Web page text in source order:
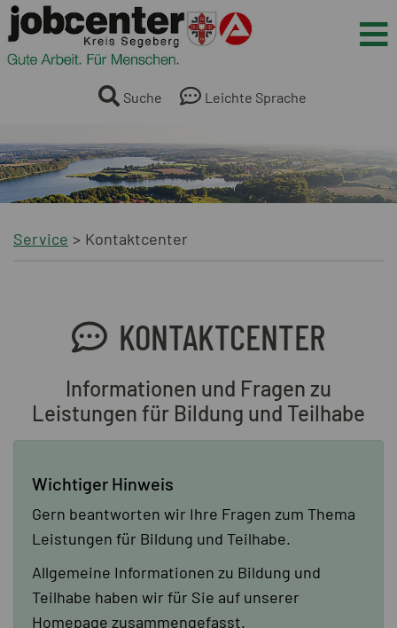
Springe direkt zum Inhalt
Suche Leichte Sprache
Service Kontaktcenter
KONTAKTCENTER
Informationen und Fragen zu
Leistungen für Bildung und Teilhabe
Wichtiger Hinweis
Gern beantworten wir Ihre Fragen zum Thema
Leistungen für Bildung und Teilhabe.
Allgemeine Informationen zu Bildung und
Teilhabe haben wir für Sie auf unserer
Homepage zusammengefasst.